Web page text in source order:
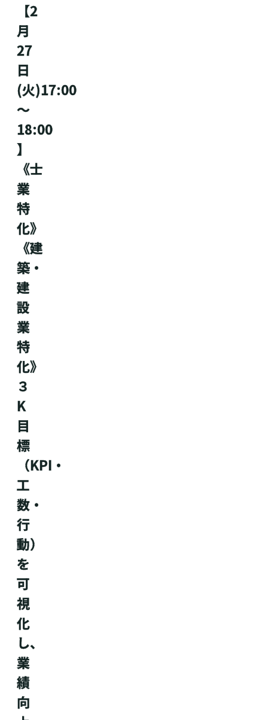
【2
月
27
日
(火)17:00
～
18:00
】
《士
業
特
化》
《建
築・
建
設
業
特
化》
３
K
目
標
（KPI・
工
数・
行
動）
を
可
視
化
し、
業
績
向